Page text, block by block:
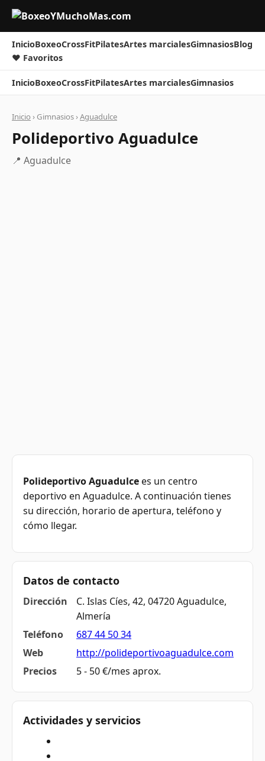
InicioBoxeoCrossFitPilatesArtes marcialesGimnasiosBlog
❤ Favoritos
InicioBoxeoCrossFitPilatesArtes marcialesGimnasios
Inicio › Gimnasios ›Aguadulce
Polideportivo Aguadulce
📍 Aguadulce
Polideportivo Aguadulcees un centro
deportivo en Aguadulce. A continuación tienes
su dirección, horario de apertura, teléfono y
cómo llegar.
Datos de contacto
Dirección
C. Islas Cíes, 42, 04720 Aguadulce,
Almería
Teléfono
687 44 50 34
Web
http://polideportivoaguadulce.com
Precios
5 - 50 €/mes aprox.
Actividades y servicios